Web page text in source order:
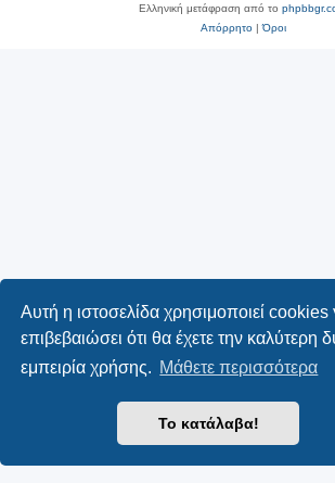
Αυτή η ιστοσελίδα χρησιμοποιεί cookies
επιβεβαιώσει ότι θα έχετε την καλύτερη
εμπειρία χρήσης. Μάθετε περισσότερα
Το κατάλαβα!
Ελληνική μετάφραση από το
Απόρρητο|Όροι